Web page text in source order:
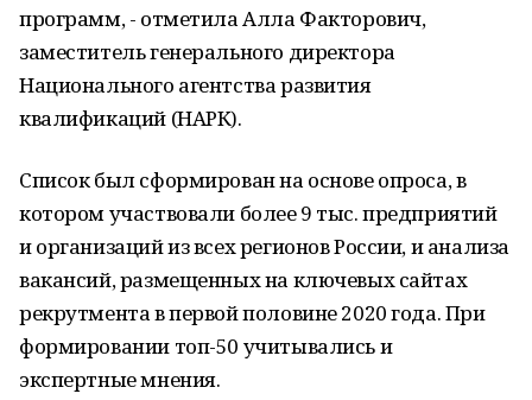
программ, - отметила Алла Факторович,
заместитель генерального директора
Национального агентства развития
квалификаций (НАРК).
Список был сформирован на основе опроса, в
котором участвовали более 9 тыс. предприятий
и организаций из всех регионов России, и анализа
вакансий, размещенных на ключевых сайтах
рекрутмента в первой половине 2020 года. При
формировании топ-50 учитывались и
экспертные мнения.